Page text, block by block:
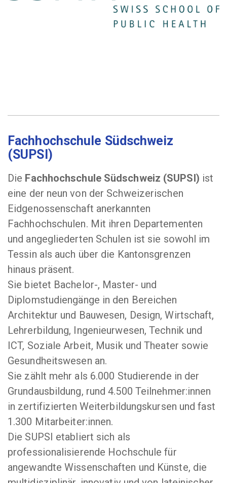
Fachhochschule Südschweiz
(SUPSI)
Die Fachhochschule Südschweiz (SUPSI) ist
eine der neun von der Schweizerischen
Eidgenossenschaft anerkannten
Fachhochschulen. Mit ihren Departementen
und angegliederten Schulen ist sie sowohl im
Tessin als auch über die Kantonsgrenzen
hinaus präsent.
Sie bietet Bachelor-, Master- und
Diplomstudiengänge in den Bereichen
Architektur und Bauwesen, Design, Wirtschaft,
Lehrerbildung, Ingenieurwesen, Technik und
ICT, Soziale Arbeit, Musik und Theater sowie
Gesundheitswesen an.
Sie zählt mehr als 6.000 Studierende in der
Grundausbildung, rund 4.500 Teilnehmer:innen
in zertifizierten Weiterbildungskursen und fast
1.300 Mitarbeiter:innen.
Die SUPSI etabliert sich als
professionalisierende Hochschule für
angewandte Wissenschaften und Künste, die